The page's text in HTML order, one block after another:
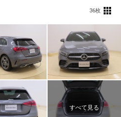
36枚